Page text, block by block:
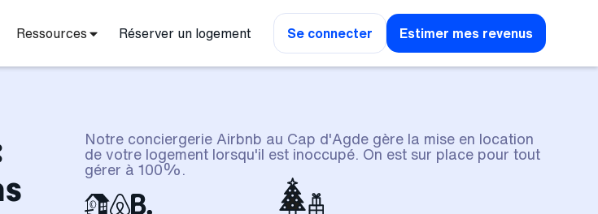
Ressources Réserver un logement Se connecter Estimer mes revenus
Notre conciergerie Airbnb au Cap d'Agde gère la mise en location
de votre logement lorsqu'il est inoccupé. On est sur place pour tout
gérer à 100%.